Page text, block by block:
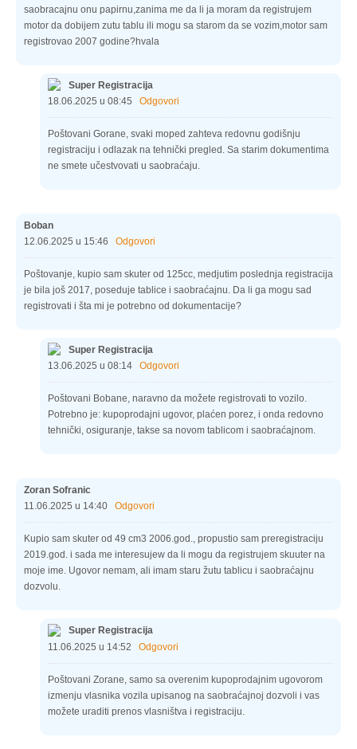
saobracajnu onu papirnu,zanima me da li ja moram da registrujem
motor da dobijem zutu tablu ili mogu sa starom da se vozim,motor sam
registrovao 2007 godine?hvala
Super Registracija
18.06.2025 u 08:45 Odgovori
Poštovani Gorane, svaki moped zahteva redovnu godišnju
registraciju i odlazak na tehnički pregled. Sa starim dokumentima
ne smete učestvovati u saobraćaju.
Boban
12.06.2025 u 15:46 Odgovori
Poštovanje, kupio sam skuter od 125cc, medjutim poslednja registracija
je bila još 2017, poseduje tablice i saobraćajnu. Da li ga mogu sad
registrovati i šta mi je potrebno od dokumentacije?
Super Registracija
13.06.2025 u 08:14 Odgovori
Poštovani Bobane, naravno da možete registrovati to vozilo.
Potrebno je: kupoprodajni ugovor, plaćen porez, i onda redovno
tehnički, osiguranje, takse sa novom tablicom i saobraćajnom.
Zoran Sofranic
11.06.2025 u 14:40 Odgovori
Kupio sam skuter od 49 cm3 2006.god., propustio sam preregistraciju
2019.god. i sada me interesujew da li mogu da registrujem skuuter na
moje ime. Ugovor nemam, ali imam staru žutu tablicu i saobraćajnu
dozvolu.
Super Registracija
11.06.2025 u 14:52 Odgovori
Poštovani Zorane, samo sa overenim kupoprodajnim ugovorom
izmenju vlasnika vozila upisanog na saobraćajnoj dozvoli i vas
možete uraditi prenos vlasništva i registraciju.